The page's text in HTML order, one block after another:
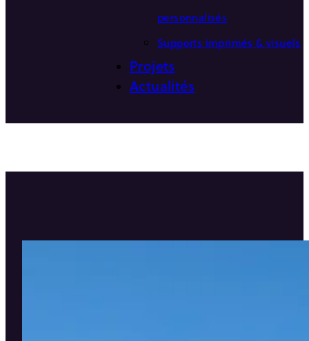
personnalisés
Supports imprimés & visuels
Projets
Actualités